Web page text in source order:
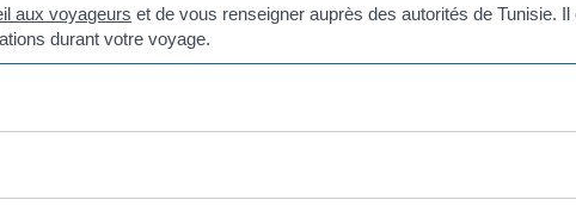
aux voyageurs et de vous renseigner auprès des autorités de Tunisie.
durant votre voyage.